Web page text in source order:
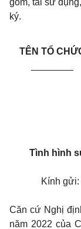
gom, tái sử
ký.
TÊN TỔ
Tình hình
Kính
Căn cứ Nghị
năm 2022 của